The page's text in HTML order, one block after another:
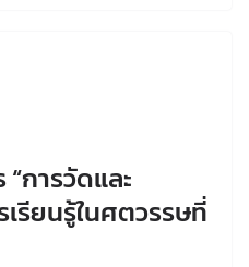
การวัดและ
รียนรู้ในศตวรรษที่